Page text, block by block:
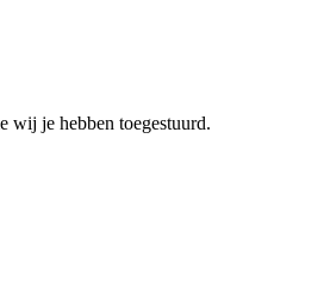
wij je hebben toegestuurd.